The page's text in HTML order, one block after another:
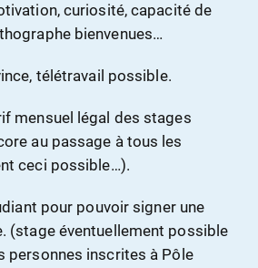
curiosité, capacité de
bienvenues…
télétravail possible.
mensuel légal des stages
au passage à tous les
ceci possible…).
pour pouvoir signer une
(stage éventuellement possible
personnes inscrites à Pôle